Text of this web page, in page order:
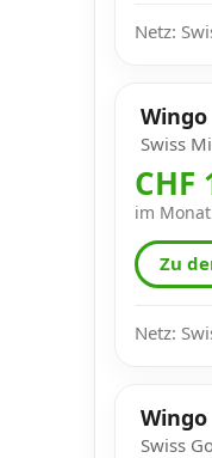
Netz:
Wingo
Swiss
CHF
im Monat
Zu
Netz:
Wingo
Swiss